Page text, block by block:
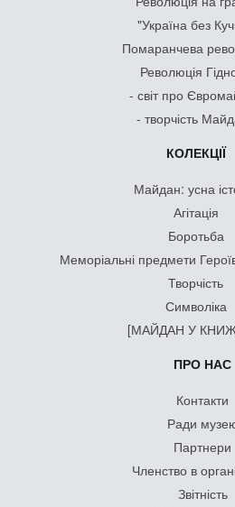
"Україна без
Помаранчева
Революція
- світ про
- творчість
КОЛЕКЦІЇ
Майдан: усна
Агітація
Боротьба
Меморіальні предмети
Творчість
Символіка
[МАЙДАН У
ПРО НАС
Контакти
Ради
Партнери
Членство в
Звітність